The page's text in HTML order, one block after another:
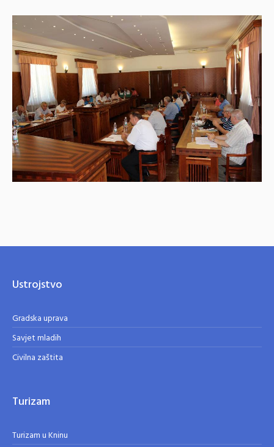
Ustrojstvo
Gradska uprava
Savjet mladih
Civilna zaštita
Turizam
Turizam u Kninu